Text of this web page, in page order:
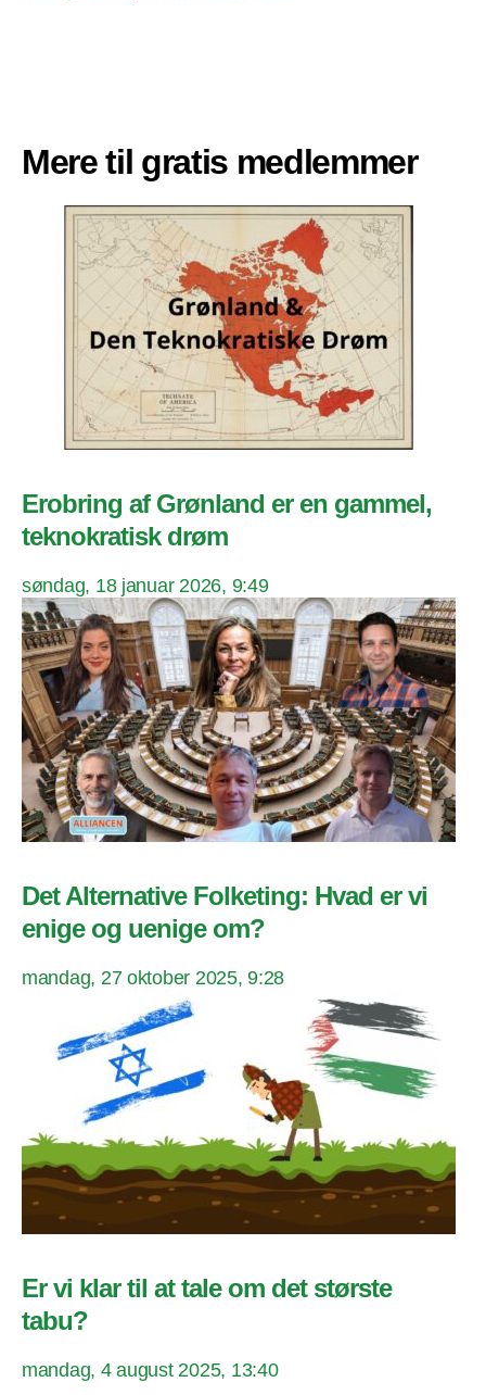
Mere til gratis medlemmer
Erobring af Grønland er en gammel,
teknokratisk drøm
søndag, 18 januar 2026, 9:49
Det Alternative Folketing: Hvad er vi
enige og uenige om?
mandag, 27 oktober 2025, 9:28
Er vi klar til at tale om det største
tabu?
mandag, 4 august 2025, 13:40